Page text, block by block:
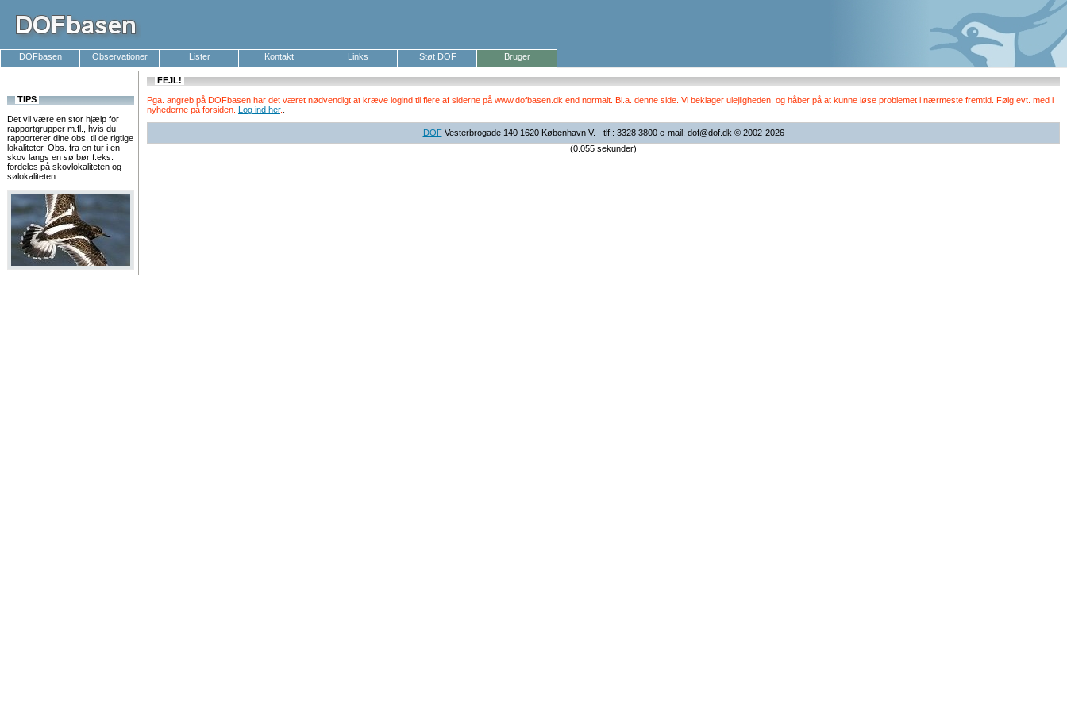
DOFbasen Observationer Lister Kontakt Links Støt DOF Bruger
TIPS
Det vil være en stor hjælp for
rapportgrupper m.fl., hvis du
rapporterer dine obs. til de rigtige
lokaliteter. Obs. fra en tur i en
skov langs en sø bør f.eks.
fordeles på skovlokaliteten og
sølokaliteten.
FEJL!
Pga. angreb på DOFbasen har det været nødvendigt at kræve logind til flere af siderne på www.dofbasen.dk end normalt. Bl.a. denne side. Vi beklager ulejligheden, og håber på at kunne løse problemet i nærmeste fremtid. Følg evt. med i
nyhederne på forsiden. Log ind her.
DOFVesterbrogade 140 1620 København V. - tlf.: 3328 3800 e-mail: dof@dof.dk © 2002-2026
(0.055 sekunder)